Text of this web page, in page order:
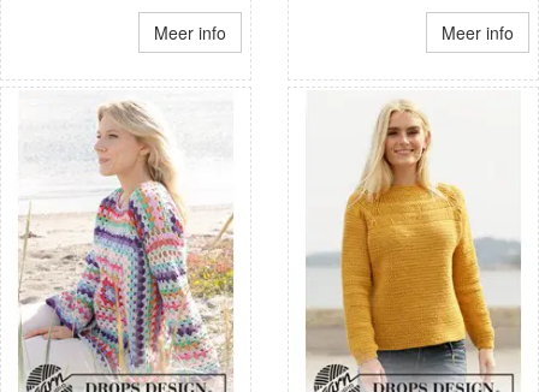
Meer info Meer info